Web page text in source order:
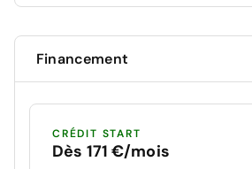
Financement
CRÉDIT START
Dès 171 €/mois